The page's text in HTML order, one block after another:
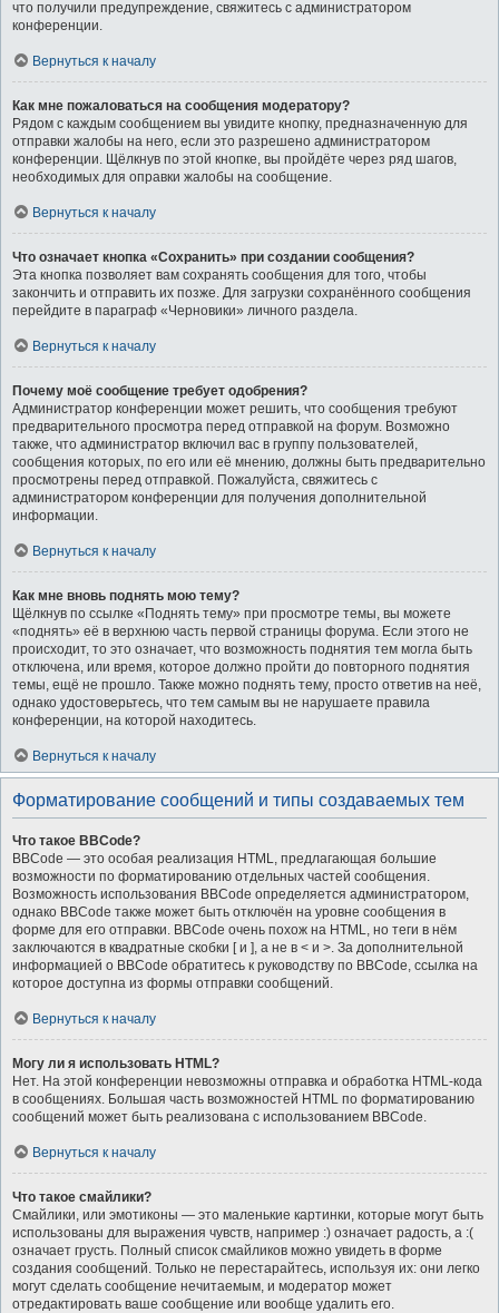
что получили предупреждение, свяжитесь с администратором
конференции.
Вернуться к началу
Как мне пожаловаться на сообщения модератору?
Рядом с каждым сообщением вы увидите кнопку, предназначенную для
отправки жалобы на него, если это разрешено администратором
конференции. Щёлкнув по этой кнопке, вы пройдёте через ряд шагов,
необходимых для оправки жалобы на сообщение.
Вернуться к началу
Что означает кнопка «Сохранить» при создании сообщения?
Эта кнопка позволяет вам сохранять сообщения для того, чтобы
закончить и отправить их позже. Для загрузки сохранённого сообщения
перейдите в параграф «Черновики» личного раздела.
Вернуться к началу
Почему моё сообщение требует одобрения?
Администратор конференции может решить, что сообщения требуют
предварительного просмотра перед отправкой на форум. Возможно
также, что администратор включил вас в группу пользователей,
сообщения которых, по его или её мнению, должны быть предварительно
просмотрены перед отправкой. Пожалуйста, свяжитесь с
администратором конференции для получения дополнительной
информации.
Вернуться к началу
Как мне вновь поднять мою тему?
Щёлкнув по ссылке «Поднять тему» при просмотре темы, вы можете
«поднять» её в верхнюю часть первой страницы форума. Если этого не
происходит, то это означает, что возможность поднятия тем могла быть
отключена, или время, которое должно пройти до повторного поднятия
темы, ещё не прошло. Также можно поднять тему, просто ответив на неё,
однако удостоверьтесь, что тем самым вы не нарушаете правила
конференции, на которой находитесь.
Вернуться к началу
Форматирование сообщений и типы создаваемых тем
Что такое BBCode?
BBCode — это особая реализация HTML, предлагающая большие
возможности по форматированию отдельных частей сообщения.
Возможность использования BBCode определяется администратором,
однако BBCode также может быть отключён на уровне сообщения в
форме для его отправки. BBCode очень похож на HTML, но теги в нём
заключаются в квадратные скобки [ и ], а не в < и >. За дополнительной
информацией о BBCode обратитесь к руководству по BBCode, ссылка на
которое доступна из формы отправки сообщений.
Вернуться к началу
Могу ли я использовать HTML?
Нет. На этой конференции невозможны отправка и обработка HTML-кода
в сообщениях. Большая часть возможностей HTML по форматированию
сообщений может быть реализована с использованием BBCode.
Вернуться к началу
Что такое смайлики?
Смайлики, или эмотиконы — это маленькие картинки, которые могут быть
использованы для выражения чувств, например :) означает радость, а :(
означает грусть. Полный список смайликов можно увидеть в форме
создания сообщений. Только не перестарайтесь, используя их: они легко
могут сделать сообщение нечитаемым, и модератор может
отредактировать ваше сообщение или вообще удалить его.